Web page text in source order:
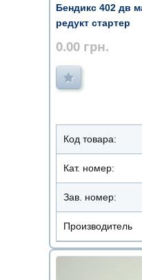
Бендикс 402 дв
редукт стартер
0.00 грн.
Код товара:
Кат. номер:
Зав. номер:
Производитель